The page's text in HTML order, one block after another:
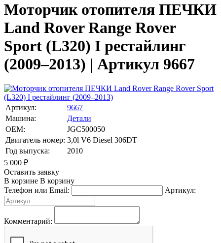
Моторчик отопителя ПЕЧКИ
Land Rover Range Rover
Sport (L320) I рестайлинг
(2009–2013) | Артикул 9667
Артикул:
9667
Машина:
Детали
OEM:
JGC500050
Двигатель номер: 3,0l V6 Diesel 306DT
Год выпуска:
2010
5 000 ₽
Оставить заявку
В корзине В корзину
Телефон или Email:
Артикул:
Комментарий: